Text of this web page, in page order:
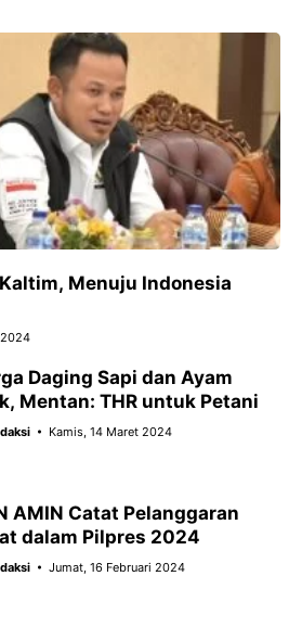
Menuju Indonesia
Daging Sapi dan Ayam
Mentan: THR untuk Petani
Kamis, 14 Maret 2024
AMIN Catat Pelanggaran
dalam Pilpres 2024
Jumat, 16 Februari 2024